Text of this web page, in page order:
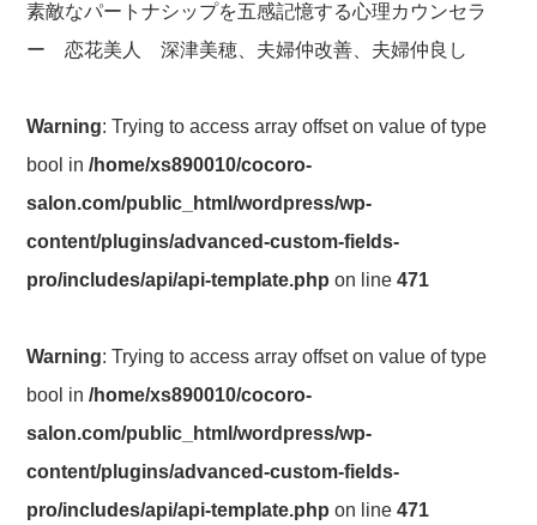
素敵なパートナシップを五感記憶する心理カウンセラ
ー 恋花美人 深津美穂、夫婦仲改善、夫婦仲良し
Warning: Trying to access array offset on value of type
bool in/home/xs890010/cocoro-
salon.com/public_html/wordpress/wp-
content/plugins/advanced-custom-fields-
pro/includes/api/api-template.php on line471
Warning: Trying to access array offset on value of type
bool in/home/xs890010/cocoro-
salon.com/public_html/wordpress/wp-
content/plugins/advanced-custom-fields-
pro/includes/api/api-template.php on line471